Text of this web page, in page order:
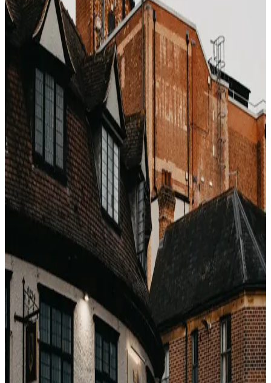
Wochen zu füllen.
Fenster 2: Die Mittelfrühlings-
Nebensaison (15. April – 20. Mai)
Nach Ostern, vor Sommer. Wetter in Südeuropa ist
bereits exzellent, aber der Peak-Tarif ist noch nicht aktiv.
Ein 5-Sterne auf Mykonos oder Amalfi, das im Juli 900
€/Nacht kostet, liegt hier bei 320–450 €.
Fenster 3: Der September-Reset (10.
September – 15. Oktober)
Sommerpeak endet. Geschäftsreisen noch nicht voll
wieder hochgefahren. Familienreisen stoppen mit
Schulbeginn. Mittelmeer, griechische Inseln, Türkei und
Großteile des asiatisch-pazifischen Raums öffnen ein
zweites Nebensaison-Fenster mit Preisen nahe Fenster
Fenster 4: Der Pre-Holiday-Einbruch
(15. November – 12. Dezember)
Die drei Wochen vor dem Weihnachts-Neujahrs-
Ansturm. Skigebiete füllen sich, sind aber nicht voll,
europäische Hauptstädte post-Konferenzsaison,
Strandziele pre-Holiday. Wholesale-Preise bei
Luxusketten liegen 30–40 % unter Peak.